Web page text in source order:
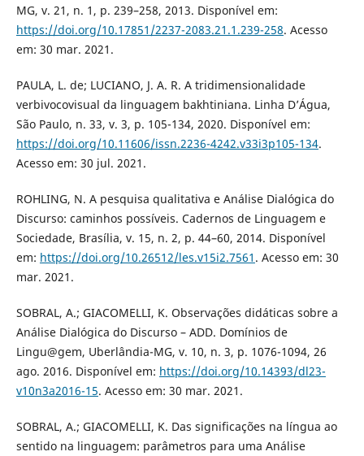
MG, v. 21, n. 1, p. 239–258, 2013. Disponível em:
https://doi.org/10.17851/2237-2083.21.1.239-258. Acesso
em: 30 mar. 2021.
PAULA, L. de; LUCIANO, J. A. R. A tridimensionalidade
verbivocovisual da linguagem bakhtiniana. Linha D’Água,
São Paulo, n. 33, v. 3, p. 105-134, 2020. Disponível em:
https://doi.org/10.11606/issn.2236-4242.v33i3p105-134.
Acesso em: 30 jul. 2021.
ROHLING, N. A pesquisa qualitativa e Análise Dialógica do
Discurso: caminhos possíveis. Cadernos de Linguagem e
Sociedade, Brasília, v. 15, n. 2, p. 44–60, 2014. Disponível
em: https://doi.org/10.26512/les.v15i2.7561 . Acesso em: 30
mar. 2021.
SOBRAL, A.; GIACOMELLI, K. Observações didáticas sobre a
Análise Dialógica do Discurso – ADD. Domínios de
Lingu@gem, Uberlândia-MG, v. 10, n. 3, p. 1076-1094, 26
ago. 2016. Disponível em: https://doi.org/10.14393/dl23-
v10n3a2016-15. Acesso em: 30 mar. 2021.
SOBRAL, A.; GIACOMELLI, K. Das significações na língua ao
sentido na linguagem: parâmetros para uma Análise